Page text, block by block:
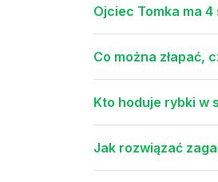
Ojciec Tomka ma 4
Co można złapać,
Kto hoduje rybki w
Jak rozwiązać